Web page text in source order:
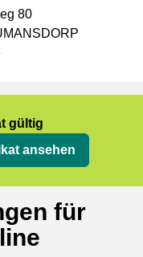
80
gültig
ansehen
für